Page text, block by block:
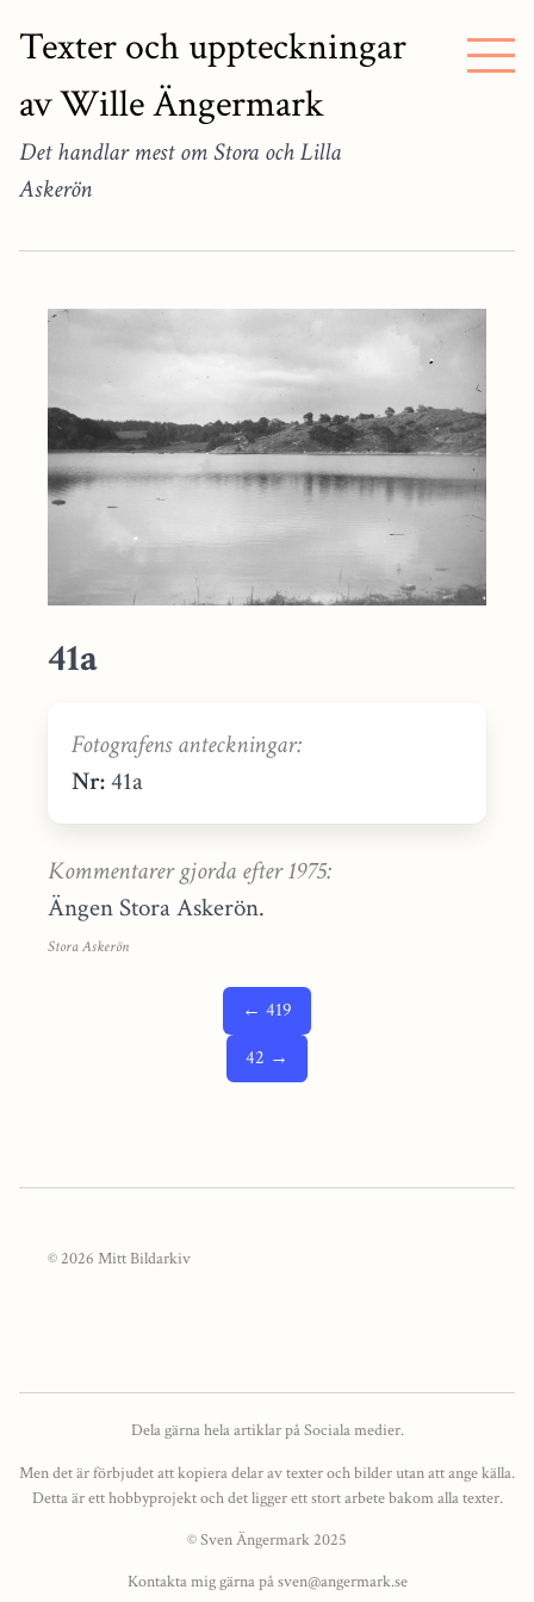
Texter och uppteckningar
av Wille Ängermark
Det handlar mest om Stora och Lilla
Askerön
41a
Fotografens anteckningar:
Nr:41a
Kommentarer gjorda efter 1975:
Ängen Stora Askerön.
Stora Askerön
← 419
42 →
© 2026 Mitt Bildarkiv
Dela gärna hela artiklar på Sociala medier.
Men det är förbjudet att kopiera delar av texter och bilder utan att ange källa.
Detta är ett hobbyprojekt och det ligger ett stort arbete bakom alla texter.
© Sven Ängermark 2025
Kontakta mig gärna på sven@angermark.se